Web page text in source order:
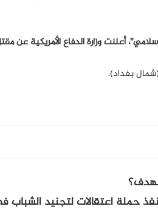
أعلنت وزارة الدفاع الأمريكية عن
حملة اعتقالات لتجنيد